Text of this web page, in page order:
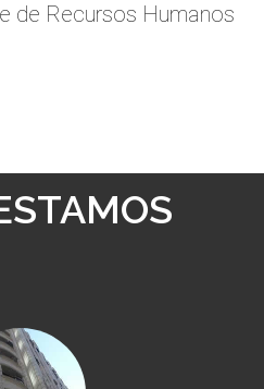
de Recursos Humanos